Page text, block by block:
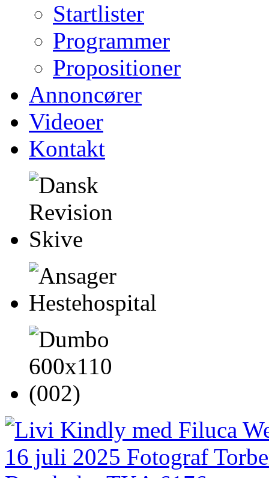
Startlister
Programmer
Propositioner
Annoncører
Videoer
Kontakt